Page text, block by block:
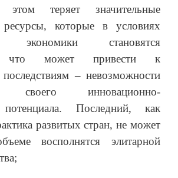
теряет значительные
ресурсы, которые в условиях
экономики становятся
что может привести к
– невозможности
своего инновационно-
потенциала. Последний, как
развитых стран, не может
восполнятся элитарной